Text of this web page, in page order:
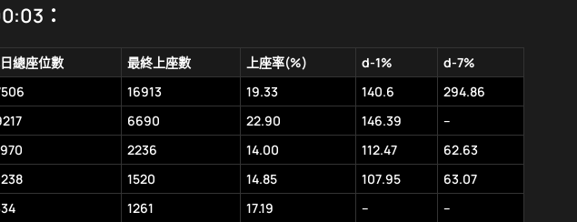
：
總座位數 最終上座數 上座率(%) d-1%
d-7%
16913 19.33 140.6
294.86
6690 22.90 146.39
–
2236 14.00 112.47
62.63
1520 14.85 107.95
63.07
1261 17.19 –
–